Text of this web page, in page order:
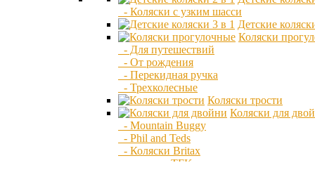
- Коляски с узким шасси
Детские
Коляски
- Для путешествий
- От рождения
- Перекидная ручка
- Трехколесные
Коляски трости
Коляски для
- Mountain Buggy
- Phil and Teds
- Коляски Britax
- коляски TFK